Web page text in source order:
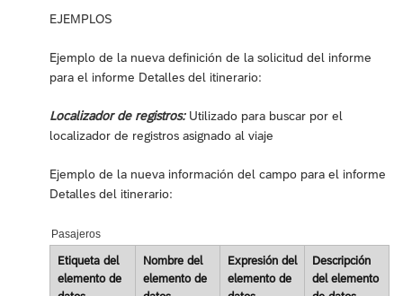
EJEMPLOS
Ejemplo de la nueva definición de la solicitud del informe
para el informe Detalles del itinerario:
Localizador de registros:Utilizado para buscar por el
localizador de registros asignado al viaje
Ejemplo de la nueva información del campo para el informe
Detalles del itinerario:
Pasajeros
Etiqueta del
elemento de
Nombre del
elemento de
Expresión del
elemento de
Descripción
del elemento